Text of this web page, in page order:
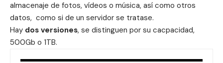
almacenaje de fotos, vídeos o música, así como otros
datos, como si de un servidor se tratase.
Hay dos versiones, se distinguen por su cacpacidad,
500Gb o 1TB.